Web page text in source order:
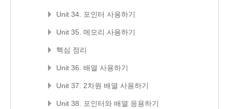
Unit 34. 포인터 사용하기
Unit 35. 메모리 사용하기
핵심 정리
Unit 36. 배열 사용하기
Unit 37. 2차원 배열 사용하기
Unit 38. 포인터와 배열 응용하기